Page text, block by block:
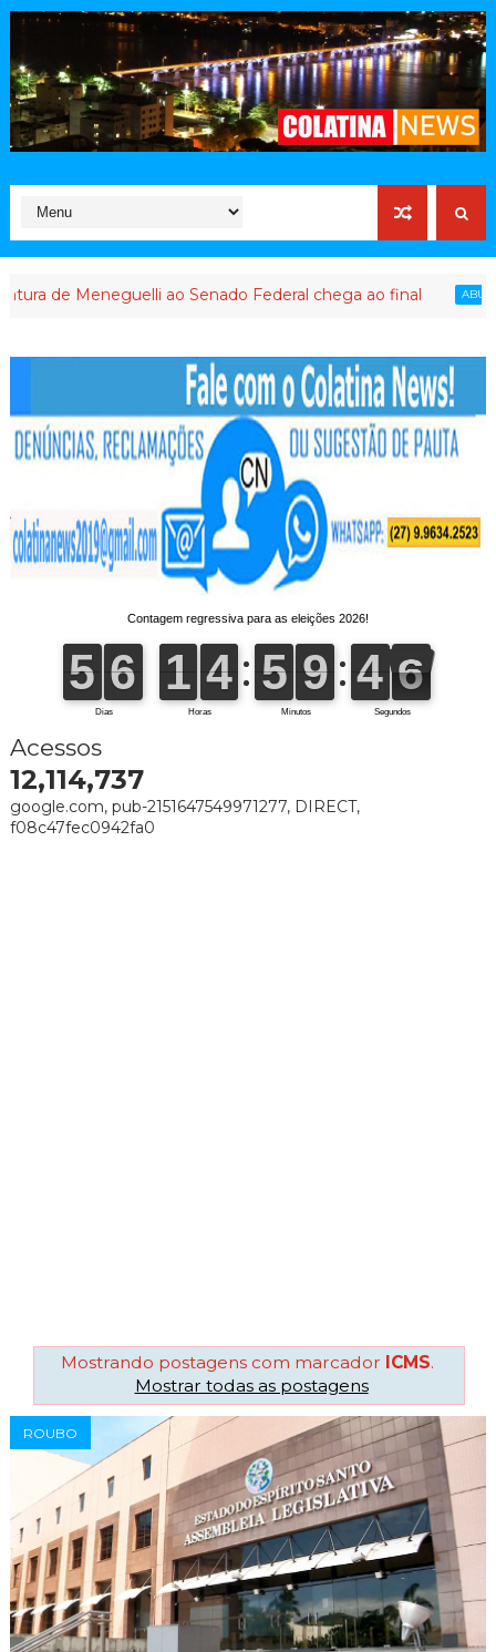
Meneguelli ao Senado Federal chega ao final ABUSO DE
Acessos
12,114,737
google.com, pub-2151647549971277, DIRECT,
f08c47fec0942fa0
Mostrando postagens com marcador ICMS.
Mostrar todas as postagens
ROUBO